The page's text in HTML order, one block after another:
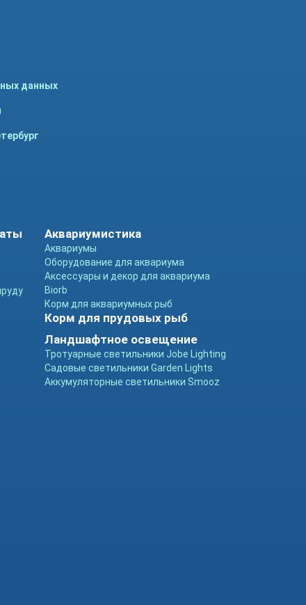
данных
Аквариумистика
Аквариумы
Оборудование для аквариума
Аксессуары и декор для аквариума
Biorb
Корм для аквариумных рыб
Корм для прудовых рыб
Ландшафтное освещение
Тротуарные светильники Jobe Lighting
Садовые светильники Garden Lights
Аккумуляторные светильники Smooz